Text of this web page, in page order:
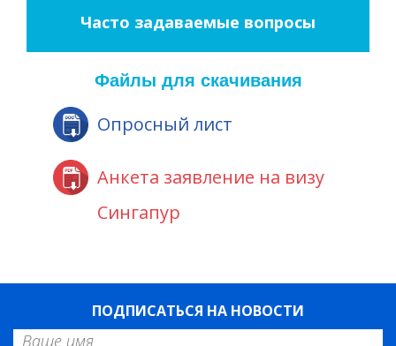
Часто задаваемые вопросы
Файлы для скачивания
Опросный лист
Анкета заявление на визу
Сингапур
ПОДПИСАТЬСЯ НА НОВОСТИ